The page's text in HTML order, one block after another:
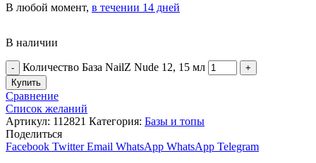
В любой момент, в течении 14 дней
В наличии
Количество База NailZ Nude 12, 15 мл
Купить
Сравнение
Список желаний
Артикул: 112821 Категория: Базы и топы
Поделиться
Facebook Twitter Email WhatsApp WhatsApp Telegram